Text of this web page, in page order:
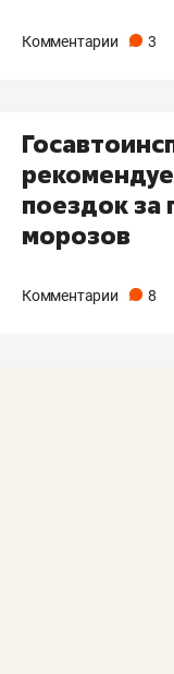
Комментарии 3
поездок за
морозов
Комментарии 8